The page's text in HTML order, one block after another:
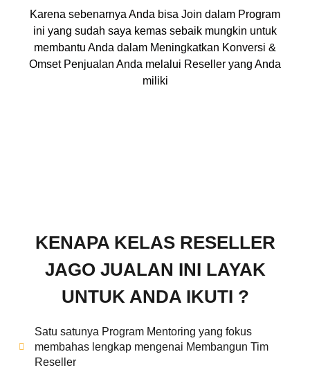
Karena sebenarnya Anda bisa Join dalam Program
ini yang sudah saya kemas sebaik mungkin untuk
membantu Anda dalam Meningkatkan Konversi &
Omset Penjualan Anda melalui Reseller yang Anda
miliki
KENAPA KELAS RESELLER
JAGO JUALAN INI LAYAK
UNTUK ANDA IKUTI ?
Satu satunya Program Mentoring yang fokus
membahas lengkap mengenai Membangun Tim
Reseller